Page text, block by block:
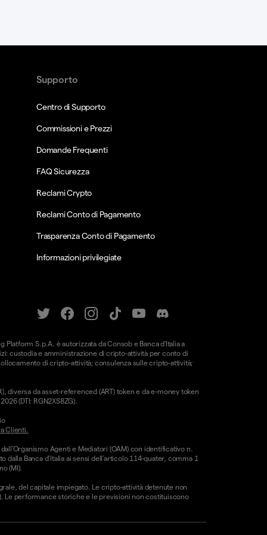
Supporto
Centro di Supporto
Commissioni e Prezzi
Domande Frequenti
FAQ Sicurezza
Reclami Crypto
Reclami Conto di Pagamento
Trasparenza Conto di Pagamento
Informazioni privilegiate
S.p.A. è autorizzata da Consob e Banca d'Italia a
custodia e amministrazione di cripto-attività per conto di
di cripto-attività; consulenza sulle cripto-attività;
diversa da asset-referenced (ART) token e da e-money token
(DTI: RGN2XS8ZG).
Clienti.
Agenti e Mediatori (OAM) con identificativo n.
Banca d’Italia ai sensi dell’articolo 114-quater, comma 1
(MI).
del capitale impiegato. Le cripto-attività detenute non
Le performance storiche e le previsioni non costituiscono